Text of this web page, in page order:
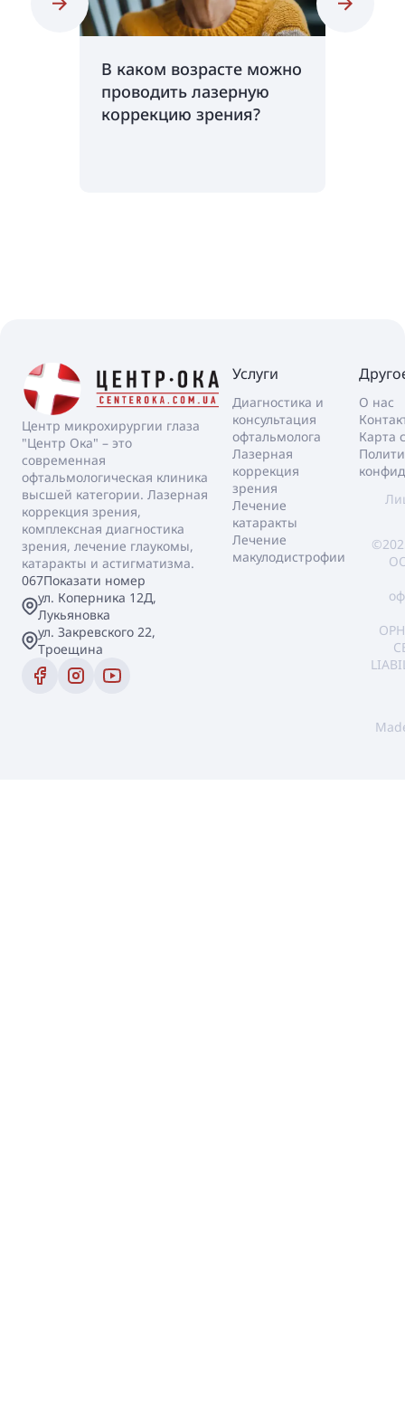
В каком возрасте можно
проводить лазерную
коррекцию зрения?
Центр микрохирургии глаза
"Центр Ока" – это
современная
офтальмологическая клиника
высшей категории. Лазерная
коррекция зрения,
комплексная диагностика
зрения, лечение глаукомы,
катаракты и астигматизма.
067Показати номер
ул. Коперника 12Д,
Лукьяновка
ул. Закревского 22,
Троещина
Услуги
Диагностика и
консультация
офтальмолога
Лазерная
коррекция
зрения
Лечение
катаракты
Лечение
макулодистрофии
О нас
Карта